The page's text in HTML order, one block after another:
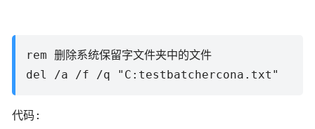
rem 删除系统保留字文件夹中的文件
del /a /f /q "C:testbatchercona.txt"
代码: